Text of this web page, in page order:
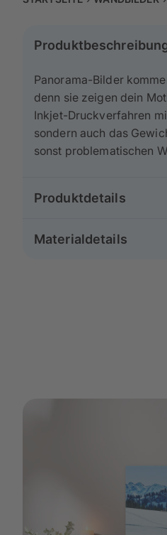
Panorama-Bilder
denn sie zeigen dein
Inkjet-Druckverfahren
sondern auch das
sonst problematischen
Produktdetails
Gruppe: Poster &
Materialdetails
Gestaltung im